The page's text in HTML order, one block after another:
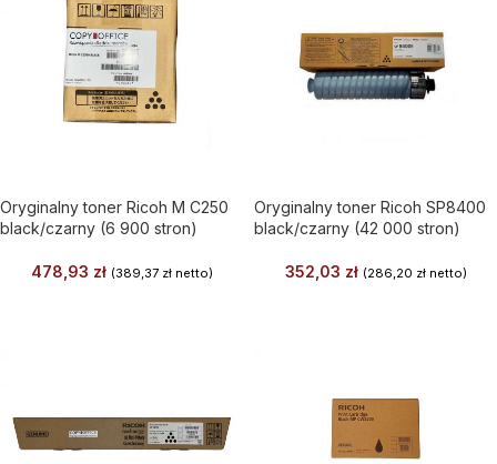
Oryginalny toner Ricoh M C250
black/czarny (6 900 stron)
478,93 zł (389,37 złnetto)
Oryginalny toner Ricoh SP8400
black/czarny (42 000 stron)
352,03 zł (286,20 złnetto)